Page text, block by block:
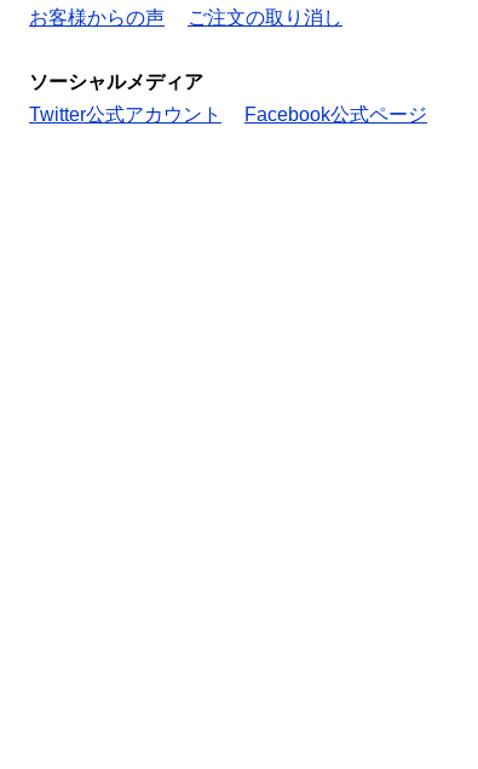
お客様からの声
ご注文の取り消し
ソーシャルメディア
Twitter公式アカウント
Facebook公式ページ